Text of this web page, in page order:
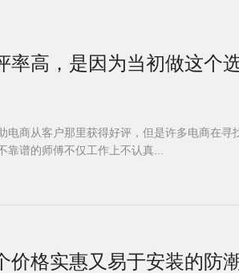
率高，是因为当初做这个
电商从客户那里获得好评，但是许多电商在寻
靠谱的师傅不仅工作上不认真...
价格实惠又易于安装的防